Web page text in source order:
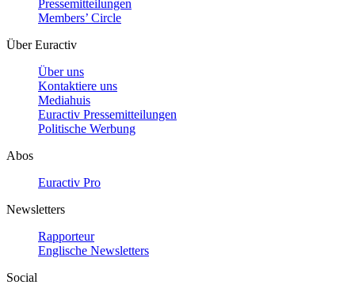
Pressemitteilungen
Members’ Circle
Über Euractiv
Über uns
Kontaktiere uns
Mediahuis
Euractiv Pressemitteilungen
Politische Werbung
Abos
Euractiv Pro
Newsletters
Rapporteur
Englische Newsletters
Social